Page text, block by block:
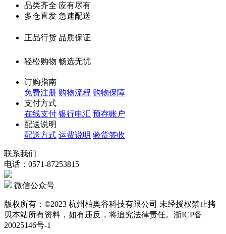
品类齐全 应有尽有
多仓直发 急速配送
正品行货 品质保证
轻松购物 畅选无忧
订购指南
免费注册 购物流程 购物保障
支付方式
在线支付 银行电汇 预存账户
配送说明
配送方式 运费说明 验货签收
联系我们
电话：0571-87253815
微信公众号
版权所有：©2023 杭州柏奥谷科技有限公司 未经授权禁止拷
贝本站所有资料，如有违反，将追究法律责任。浙ICP备
20025146号-1